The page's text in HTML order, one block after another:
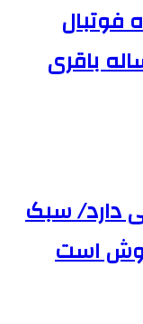
فوتبال
باقری
دارد/ سبک
است